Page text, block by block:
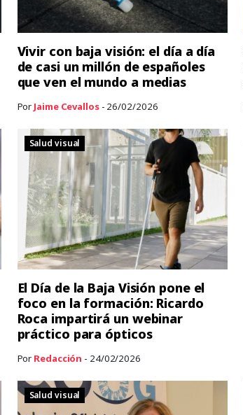
Vivir con baja visión: el día a día
de casi un millón de españoles
que ven el mundo a medias
Por Jaime Cevallos- 26/02/2026
Salud visual
El Día de la Baja Visión pone el
foco en la formación: Ricardo
Roca impartirá un webinar
práctico para ópticos
Por Redacción - 24/02/2026
Salud visual